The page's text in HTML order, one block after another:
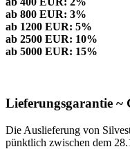
ab 800 EUR: 3%
ab 1200 EUR: 5%
ab 2500 EUR: 10%
ab 5000 EUR: 15%
Lieferungsgarantie ~
Die Auslieferung von
pünktlich zwischen dem